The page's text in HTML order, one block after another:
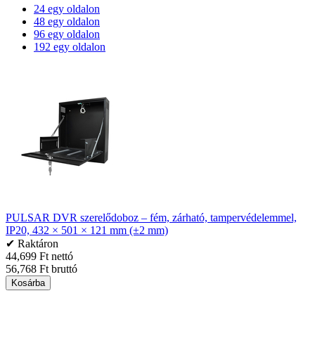
24 egy oldalon
48 egy oldalon
96 egy oldalon
192 egy oldalon
PULSAR DVR szerelődoboz – fém, zárható, tampervédelemmel,
IP20, 432 × 501 × 121 mm (±2 mm)
✔ Raktáron
44,699 Ft nettó
56,768 Ft bruttó
Kosárba